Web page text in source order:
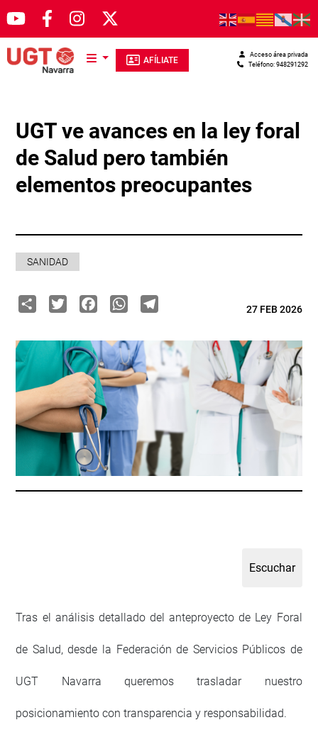
Pasar al contenido principal
AFÍLIATE Teléfono: 948291292
Acceso área privada
UGT ve avances en la ley foral
de Salud pero también
elementos preocupantes
SANIDAD
ShareTwitterFacebook
WhatsApp
Telegram27 FEB 2026
Tras el análisis detallado del anteproyecto de Ley Foral
de Salud, desde la Federación de Servicios Públicos de
UGT Navarra queremos trasladar nuestro
posicionamiento con transparencia y responsabilidad.